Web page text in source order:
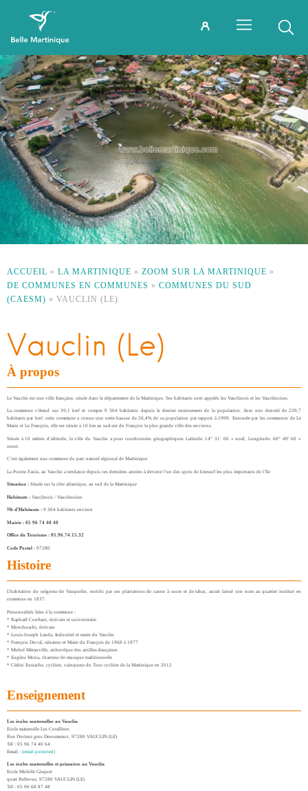
ACCUEIL » LA MARTINIQUE » ZOOM SUR LA MARTINIQUE »
DE COMMUNES EN COMMUNES » COMMUNES DU SUD
(CAESM) » VAUCLIN (LE)
Vauclin (Le)
À propos
Le Vauclin est une ville française, située dans le département de la Martinique. Ses habitants sont appelés les Vauclinois et les Vauclinoises.
La commune s’étend sur 39,1 km² et compte 9 364 habitants depuis le dernier recensement de la population. Avec une densité de 239,7
habitants par km², cette commune a connu une nette hausse de 20,4% de sa population par rapport à 1999. Entourée par les communes de Le
Marin et Le François, elle est située à 10 km au sud-est du François la plus grande ville des environs.
Située à 10 mètres d’altitude, la ville du Vauclin a pour coordonnées géographiques Latitude: 14° 31′ 60 » nord, Longitude: 60° 49′ 60 »
ouest.
C’est également une commune du parc naturel régional de Martinique.
La Pointe Faula, au Vauclin a tendance depuis ces dernières années à devenir l’un des spots de kitesurf les plus importants de l’île
Situation : Située sur la côte atlantique, au sud de la Martinique
Habitants : Vauclinois / Vauclinoises
Nb d’Habitants : 9 364 habitants environ
Mairie : 05 96 74 40 40
Office du Tourisme : 05.96.74.15.32
Code Postal : 97280
Histoire
L’habitation du seigneur de Vauquelin, enrichi par ses plantations de canne à sucre et de tabac, aurait laissé son nom au quartier institué en
commune en 1837.
Personnalités liées à la commune :
* Raphaël Confiant, écrivain et universitaire
* Monchoachi, écrivain
* Louis-Joseph Landa, Industriel et maire du Vauclin
* François Duval, sénateur et Maire du François de 1968 à 1977
* Michel Méranville, archevêque des antilles-françaises
* Eugène Mona, chanteur de musique traditionnelle
* Cédric Eustache, cycliste, vainqueur du Tour cycliste de la Martinique en 2012
Enseignement
Les écoles maternelles au Vauclin
Ecole maternelle Les Corallines
Rue Docteur gros Desormeaux, 97280 VAUCLIN (LE)
Tél : 05 96 74 40 64
Email : [email protected]
Les écoles maternelles et primaires au Vauclin
Ecole Michèle Gisquet
quart Bellevue, 97280 VAUCLIN (LE)
Tél : 05 96 68 87 48